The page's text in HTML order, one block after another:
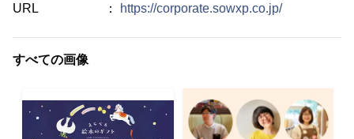
URL ：
https://corporate.sowxp.co.jp/
すべての画像